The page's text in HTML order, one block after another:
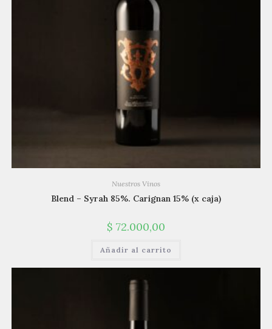
Nuestros Vinos
Blend – Syrah 85%. Carignan 15% (x caja)
$ 72.000,00
Añadir al carrito